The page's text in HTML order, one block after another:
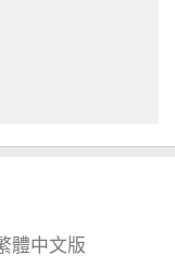
體中文版